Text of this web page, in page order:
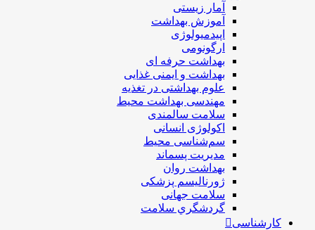
آمار زیستی
آموزش بهداشت
اپیدمیولوژی
ارگونومی
بهداشت حرفه ای
بهداشت و ایمنی غذایی
علوم بهداشتی در تغذیه
مهندسی بهداشت محيط
سلامت سالمندی
اکولوژی انسانی
سم‌شناسی محیط
مدیریت پسماند
بهداشت روان
ژورنالیسم پزشکی
سلامت جهانی
گردشگري سلامت
کارشناسی